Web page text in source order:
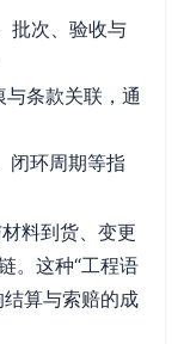
批次、验收与
条款关联，通
闭环周期等指
料到货、变更
。这种“工程语
算与索赔的成